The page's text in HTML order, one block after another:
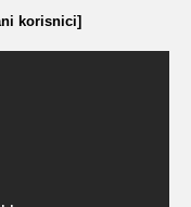
korisnici]